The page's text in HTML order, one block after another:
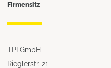
Firmensitz
TPI GmbH
Rieglerstr. 21